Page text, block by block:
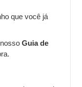
que você já
Guia de